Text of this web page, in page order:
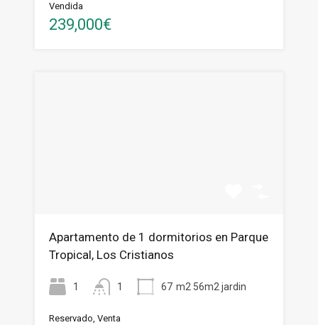
Vendida
239,000€
Apartamento de 1 dormitorios en Parque
Tropical, Los Cristianos
1 1 67 m2 56m2 jardin
Reservado, Venta